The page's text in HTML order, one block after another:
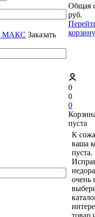
Заказать
Общая
руб.
корзину
0
0
0
пуста
К
ваша
пуста.
очень
товар